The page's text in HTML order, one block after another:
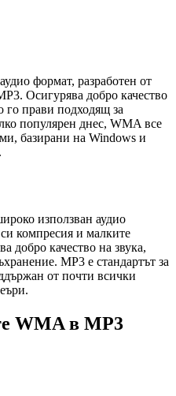
формат, разработен от
Осигурява добро качество
го прави подходящ за
популярен днес, WMA все
базирани на Windows и
използван аудио
компресия и малките
добро качество на звука,
MP3 е стандартът за
от почти всички
WMA в MP3